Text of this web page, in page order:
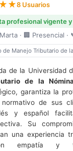
8 Usuarios
profesional vigente
· 🏢 Presencial ·
de Manejo Tributario de
de la Universidad
de la Nómina
garantiza la
de sus
y español
Su
una experiencia
empatía y